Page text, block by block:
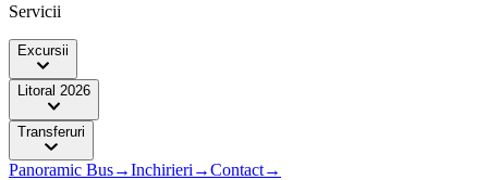
Servicii
Excursii
Litoral 2026
Transferuri
Panoramic Bus→Inchirieri →Contact→